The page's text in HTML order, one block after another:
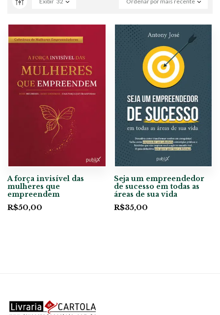
A força invisível das
mulheres que
empreendem
R$50,00
Seja um empreendedor
de sucesso em todas as
áreas de sua vida
R$35,00